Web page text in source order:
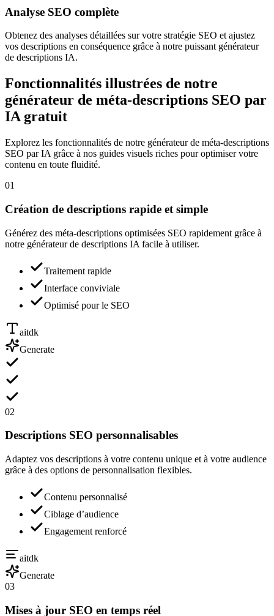
Analyse SEO complète
Obtenez des analyses détaillées sur votre stratégie SEO et ajustez
vos descriptions en conséquence grâce à notre puissant générateur
de descriptions IA.
Fonctionnalités illustrées de notre
générateur de méta-descriptions SEO par
IA gratuit
Explorez les fonctionnalités de notre générateur de méta-descriptions
SEO par IA grâce à nos guides visuels riches pour optimiser votre
contenu en toute fluidité.
01
Création de descriptions rapide et simple
Générez des méta-descriptions optimisées SEO rapidement grâce à
notre générateur de descriptions IA facile à utiliser.
Traitement rapide
Interface conviviale
Optimisé pour le SEO
aitdk
Generate
02
Descriptions SEO personnalisables
Adaptez vos descriptions à votre contenu unique et à votre audience
grâce à des options de personnalisation flexibles.
Contenu personnalisé
Ciblage d’audience
Engagement renforcé
aitdk
Generate
03
Mises à jour SEO en temps réel